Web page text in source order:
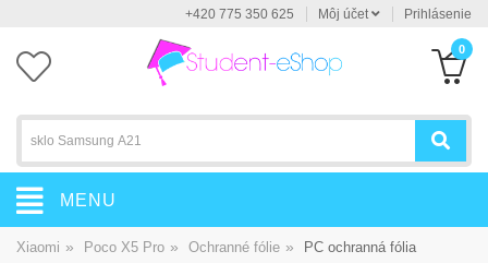
+420 775 350 625 Môj účet Prihlásenie
0
MENU
Xiaomi » Poco X5 Pro » Ochranné fólie » PC ochranná fólia